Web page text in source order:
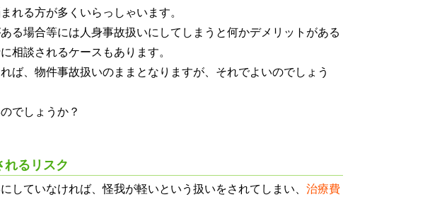
れる方が多くいらっしゃいます。
る場合等には人身事故扱いにしてしまうと何かデメリットがある
相談されるケースもあります。
ば、物件事故扱いのままとなりますが、それでよいのでしょう
でしょうか？
るリスク
していなければ、怪我が軽いという扱いをされてしまい、 治療費